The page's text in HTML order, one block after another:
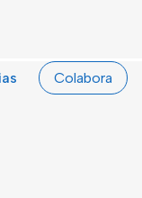
Colabora